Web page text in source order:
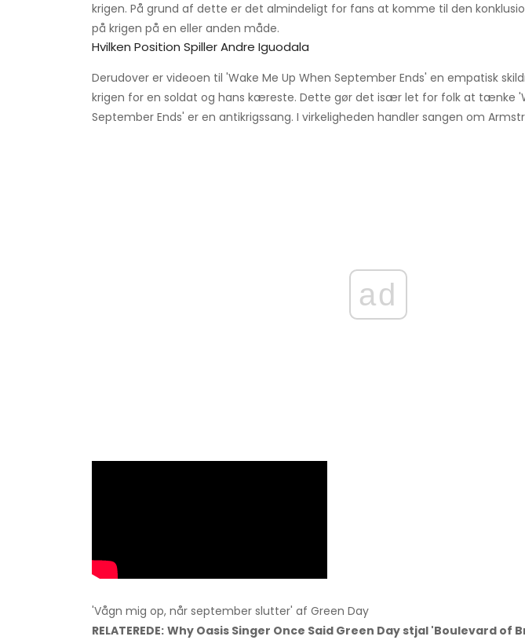
krigen. På grund af dette er det almindeligt for fans at komme til den
på krigen på en eller anden måde.
Hvilken Position Spiller Andre Iguodala
Derudover er videoen til 'Wake Me Up When September Ends' en empatisk
krigen for en soldat og hans kæreste. Dette gør det især let for folk at tænke
September Ends' er en antikrigssang. I virkeligheden handler sangen om
ad
'Vågn mig op, når september slutter' af Green Day
RELATEREDE: Why Oasis Singer Once Said Green Day stjal 'Boulevard of